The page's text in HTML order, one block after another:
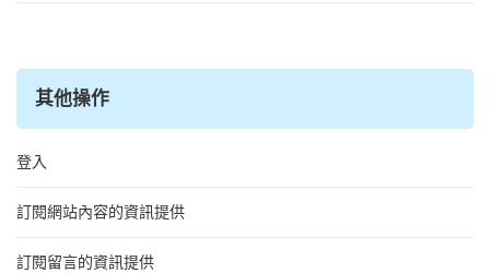
其他操作
登入
訂閱網站內容的資訊提供
訂閱留言的資訊提供